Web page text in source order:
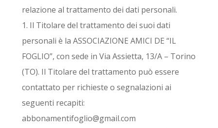
relazione al trattamento dei dati personali.
1. Il Titolare del trattamento dei suoi dati
personali è la ASSOCIAZIONE AMICI DE “IL
FOGLIO”, con sede in Via Assietta, 13/A – Torino
(TO). Il Titolare del trattamento può essere
contattato per richieste o segnalazioni ai
seguenti recapiti:
abbonamentifoglio@gmail.com